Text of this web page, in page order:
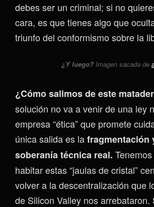
debes ser un criminal; si no
cara, es que tienes algo que
triunfo del conformismo sobre la
¿Y luego? Imagen sacada de
¿Cómo salimos de este
solución no va a venir de una ley
empresa “ética” que promete
única salida es lafragmentación
soberanía técnica real.
habitar estas “jaulas de cristal”
volver a la descentralización que
de Silicon Valley nos arrebataron.